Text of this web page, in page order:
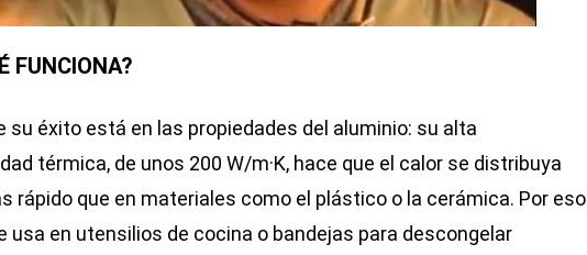
FUNCIONA?
su éxito está en las propiedades del aluminio: su alta
térmica, de unos 200 W/m·K, hace que el calor se distribuya
rápido que en materiales como el plástico o la cerámica. Por eso
usa en utensilios de cocina o bandejas para descongelar